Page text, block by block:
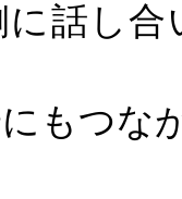
話し合
もつな